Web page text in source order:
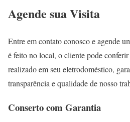
Agende sua Visita
Entre em contato conosco e agende
é feito no local, o cliente pode
realizado em seu eletrodoméstico,
transparência e qualidade de nosso
Conserto com Garantia